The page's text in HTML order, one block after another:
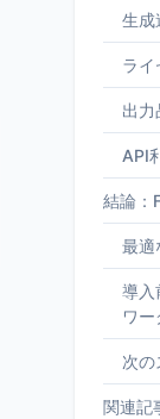
生成
ライ
出力
API
結論：
最適
導入
ワー
次の
関連記